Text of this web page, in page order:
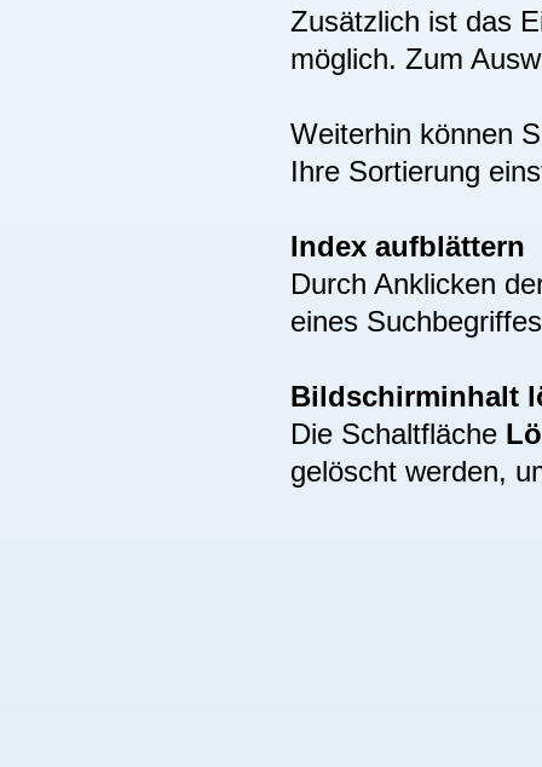
Zusätzlich ist das
möglich. Zum
Weiterhin können
Ihre Sortierung
Index aufblättern
Durch Anklicken
eines
Bildschirminhalt
Die Schaltfläche
gelöscht werden,